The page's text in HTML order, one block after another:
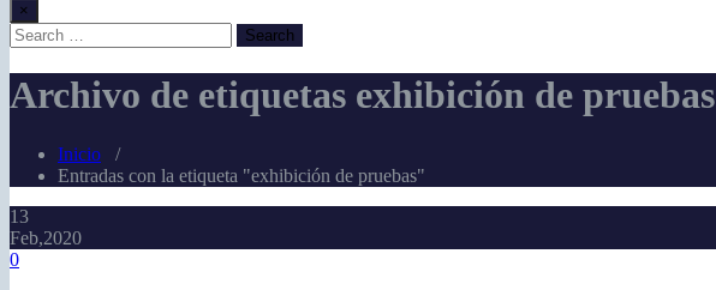
×
Archivo de etiquetas exhibición de pruebas
Inicio /
Entradas con la etiqueta "exhibición de pruebas"
13
Feb,2020
0